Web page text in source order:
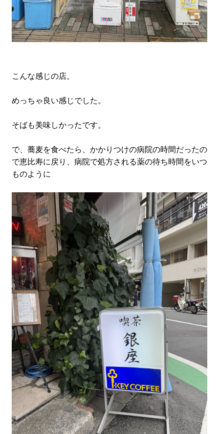
こんな感じの店。
めっちゃ良い感じでした。
そばも美味しかったです。
で、蕎麦を食べたら、かかりつけの病院の時間だったの
で恵比寿に戻り、病院で処方される薬の待ち時間をいつ
ものように